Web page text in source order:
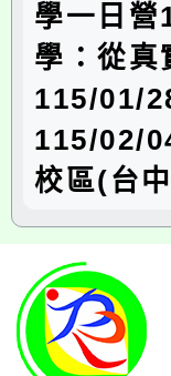
學一日
學：從
115/01/
115/02/
校區(台